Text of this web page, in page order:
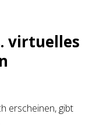
virtuelles
erscheinen, gibt